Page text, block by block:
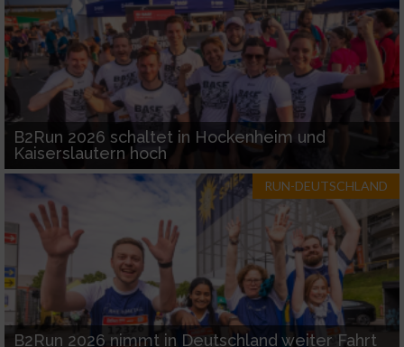
B2Run 2026 schaltet in Hockenheim und
Kaiserslautern hoch
RUN-DEUTSCHLAND
B2Run 2026 nimmt in Deutschland weiter Fahrt